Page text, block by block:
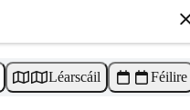
Léarscáil Féilire